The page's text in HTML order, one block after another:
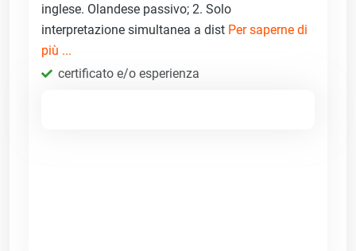
inglese. Olandese passivo; 2. Solo
interpretazione simultanea a dist Per saperne di
più ...
certificato e/o esperienza